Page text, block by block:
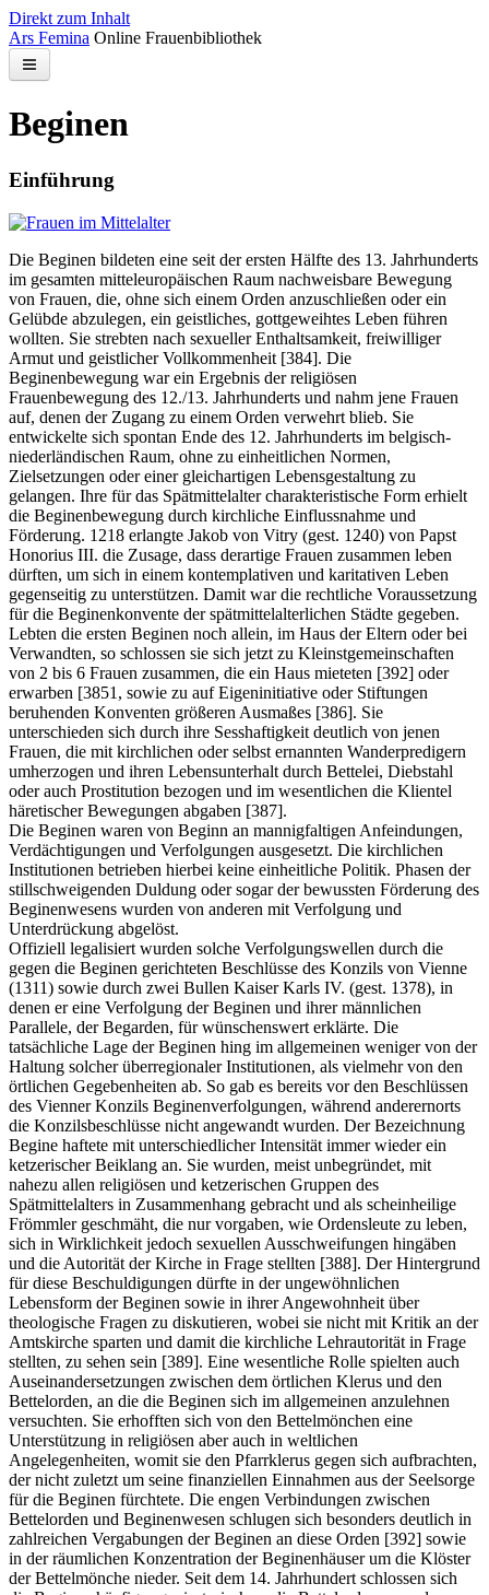
Direkt zum Inhalt
Ars Femina Online Frauenbibliothek
Kontakt
Suchen
Beginen
Einführung
Die Beginen bildeten eine seit der ersten Hälfte des 13. Jahrhunderts
im gesamten mitteleuropäischen Raum nachweisbare Bewegung
von Frauen, die, ohne sich einem Orden anzuschließen oder ein
Gelübde abzulegen, ein geistliches, gottgeweihtes Leben führen
wollten. Sie strebten nach sexueller Enthaltsamkeit, freiwilliger
Armut und geistlicher Vollkommenheit [384]. Die
Beginenbewegung war ein Ergebnis der religiösen
Frauenbewegung des 12./13. Jahrhunderts und nahm jene Frauen
auf, denen der Zugang zu einem Orden verwehrt blieb. Sie
entwickelte sich spontan Ende des 12. Jahrhunderts im belgisch-
niederländischen Raum, ohne zu einheitlichen Normen,
Zielsetzungen oder einer gleichartigen Lebensgestaltung zu
gelangen. Ihre für das Spätmittelalter charakteristische Form erhielt
die Beginenbewegung durch kirchliche Einflussnahme und
Förderung. 1218 erlangte Jakob von Vitry (gest. 1240) von Papst
Honorius III. die Zusage, dass derartige Frauen zusammen leben
dürften, um sich in einem kontemplativen und karitativen Leben
gegenseitig zu unterstützen. Damit war die rechtliche Voraussetzung
für die Beginenkonvente der spätmittelalterlichen Städte gegeben.
Lebten die ersten Beginen noch allein, im Haus der Eltern oder bei
Verwandten, so schlossen sie sich jetzt zu Kleinstgemeinschaften
von 2 bis 6 Frauen zusammen, die ein Haus mieteten [392] oder
erwarben [3851, sowie zu auf Eigeninitiative oder Stiftungen
beruhenden Konventen größeren Ausmaßes [386]. Sie
unterschieden sich durch ihre Sesshaftigkeit deutlich von jenen
Frauen, die mit kirchlichen oder selbst ernannten Wanderpredigern
umherzogen und ihren Lebensunterhalt durch Bettelei, Diebstahl
oder auch Prostitution bezogen und im wesentlichen die Klientel
häretischer Bewegungen abgaben [387].
Die Beginen waren von Beginn an mannigfaltigen Anfeindungen,
Verdächtigungen und Verfolgungen ausgesetzt. Die kirchlichen
Institutionen betrieben hierbei keine einheitliche Politik. Phasen der
stillschweigenden Duldung oder sogar der bewussten Förderung des
Beginenwesens wurden von anderen mit Verfolgung und
Unterdrückung abgelöst.
Offiziell legalisiert wurden solche Verfolgungswellen durch die
gegen die Beginen gerichteten Beschlüsse des Konzils von Vienne
(1311) sowie durch zwei Bullen Kaiser Karls IV. (gest. 1378), in
denen er eine Verfolgung der Beginen und ihrer männlichen
Parallele, der Begarden, für wünschenswert erklärte. Die
tatsächliche Lage der Beginen hing im allgemeinen weniger von der
Haltung solcher überregionaler Institutionen, als vielmehr von den
örtlichen Gegebenheiten ab. So gab es bereits vor den Beschlüssen
des Vienner Konzils Beginenverfolgungen, während anderernorts
die Konzilsbeschlüsse nicht angewandt wurden. Der Bezeichnung
Begine haftete mit unterschiedlicher Intensität immer wieder ein
ketzerischer Beiklang an. Sie wurden, meist unbegründet, mit
nahezu allen religiösen und ketzerischen Gruppen des
Spätmittelalters in Zusammenhang gebracht und als scheinheilige
Frömmler geschmäht, die nur vorgaben, wie Ordensleute zu leben,
sich in Wirklichkeit jedoch sexuellen Ausschweifungen hingäben
und die Autorität der Kirche in Frage stellten [388]. Der Hintergrund
für diese Beschuldigungen dürfte in der ungewöhnlichen
Lebensform der Beginen sowie in ihrer Angewohnheit über
theologische Fragen zu diskutieren, wobei sie nicht mit Kritik an der
Amtskirche sparten und damit die kirchliche Lehrautorität in Frage
stellten, zu sehen sein [389]. Eine wesentliche Rolle spielten auch
Auseinandersetzungen zwischen dem örtlichen Klerus und den
Bettelorden, an die die Beginen sich im allgemeinen anzulehnen
versuchten. Sie erhofften sich von den Bettelmönchen eine
Unterstützung in religiösen aber auch in weltlichen
Angelegenheiten, womit sie den Pfarrklerus gegen sich aufbrachten,
der nicht zuletzt um seine finanziellen Einnahmen aus der Seelsorge
für die Beginen fürchtete. Die engen Verbindungen zwischen
Bettelorden und Beginenwesen schlugen sich besonders deutlich in
zahlreichen Vergabungen der Beginen an diese Orden [392] sowie
in der räumlichen Konzentration der Beginenhäuser um die Klöster
der Bettelmönche nieder. Seit dem 14. Jahrhundert schlossen sich